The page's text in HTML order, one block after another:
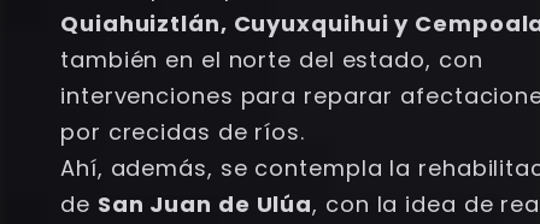
Quiahuiztlán, Cuyuxquihui y
también en el norte del estado, con
intervenciones para reparar
por crecidas de ríos.
Ahí, además, se contempla la
de San Juan de Ulúa, con la idea de